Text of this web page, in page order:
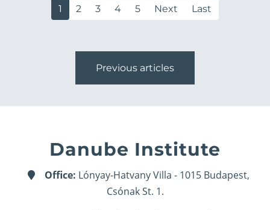
1 2 3 4 5 Next Last
Previous articles
Danube Institute
Office: Lónyay-Hatvany Villa - 1015 Budapest,
Csónak St. 1.